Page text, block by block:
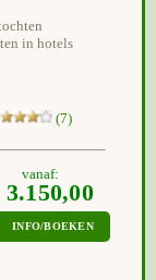
in hotels
(7)
vanaf:
3.150,00
INFO/BOEKEN